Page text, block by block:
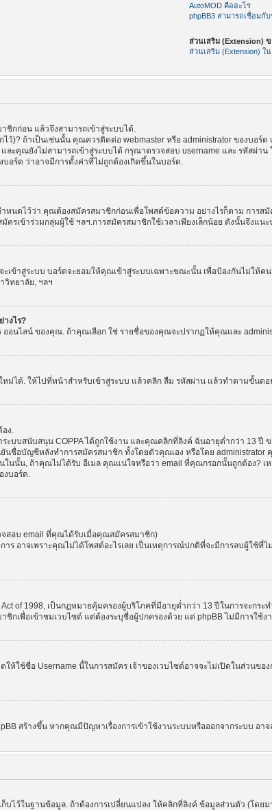
AutoMOD คืออะไร
phpBB3 สามารถเชื่อมกั
ส่วนเสริม (Extension)
ส่วนเสริม (Extension) ใ
กก่อน แล้วจึงสามารถเข้าสู่ระบบได้.
)? ถ้าเป็นเช่นนั้น คุณควรติดต่อ webmaster หรือ administrator ของบอร์ด
ะคุณยังไม่สามารถเข้าสู่ระบบได้ กรุณาตรวจสอบ username และ รหัสผ่าน
อร์ด ว่าอาจมีการตั้งค่าที่ไม่ถูกต้องเกิดขึ้นในบอร์ด.
หนดไว้ว่า คุณต้องสมัครสมาชิกก่อนเพื่อโพสต์ข้อความ อย่างไรก็ตาม การ
ครเข้าร่วมกลุ่มผู้ใช้ ฯลฯ.การสมัครสมาชิกใช้เวลาเพียงเล็กน้อย ดังนั้นจึงแ
เข้าสู่ระบบ บอร์ดจะยอมให้คุณเข้าสู่ระบบเฉพาะขณะนั้น เพื่อป้องกันไม่ใ
วิทยาลัย, ฯลฯ
างไร?
นไลน์ ของคุณ. ถ้าคุณเลือก ใช่ รายชื่อของคุณจะปรากฏให้คุณและ
ม่ได้. ให้ไปที่หน้าสำหรับเข้าสู่ระบบ แล้วคลิก ลืม รหัสผ่าน แล้วทำตามขั้นตอ
ง.
ระบบสนับสนุน COPPA ได้ถูกใช้งาน และคุณคลิกที่ลิงค์ ฉันอายุต่ำกว่า 13
ชื่อบัญชีหลังทำการสมัครสมาชิก ทั้งโดยตัวคุณเอง หรือโดย administrator
นั้น, ถ้าคุณไม่ได้รับ อีเมล คุณแน่ใจหรือว่า email ที่คุณกรอกนั้นถูกต้อง? เ
งบอร์ด.
สอบ email ที่คุณได้รับเมื่อคุณสมัครสมาชิก)
อาจเพราะคุณไม่ได้โพสต์อะไรเลย เป็นเหตุการณ์ปกติที่จะมีการลบผู้ใช้ที่
of 1998, เป็นกฏหมายคุ้มครองผู้บริโภคที่มีอายุต่ำกว่า 13 ปีในการจะก
กเพื่อเข้าชมเวบไซต์ แต่ต้องระบุชื่อผู้ปกครองด้วย แต่ phpBB ไม่มีการใช้ง
ห้ใช้ชื่อ Username นี้ในการสมัคร เจ้าของเวบไซต์อาจจะไม่เปิดในส่วนข
สร้างขึ้น หากคุณมีปัญหาเรื่องการเข้าใช้งานระบบหรือออกจากระบบ อา
ไว้ในฐานข้อมูล. ถ้าต้องการเปลี่ยนแปลง ให้คลิกที่ลิงค์ ข้อมูลส่วนตัว (โด